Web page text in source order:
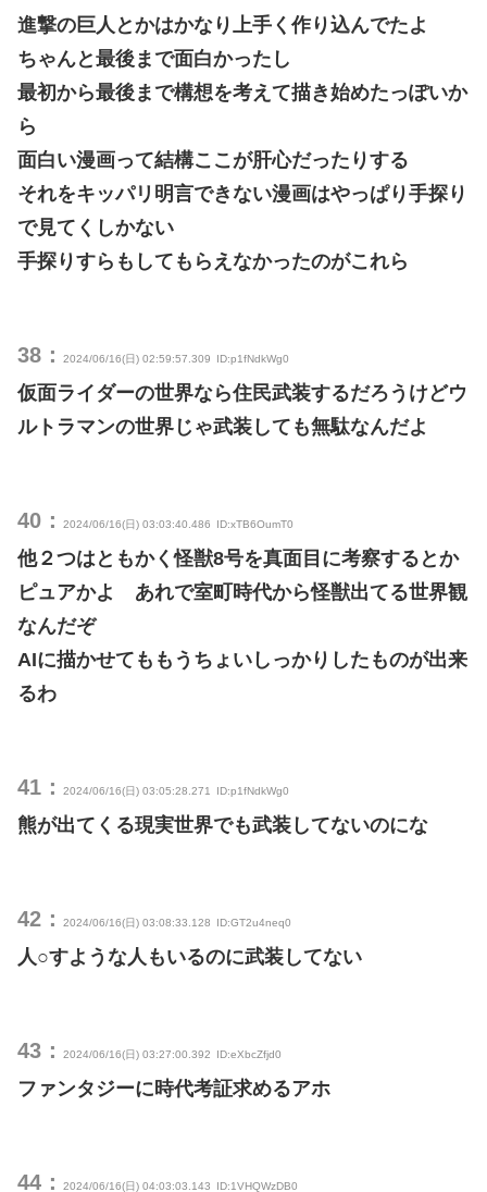
進撃の巨人とかはかなり上手く作り込んでたよ
ちゃんと最後まで面白かったし
最初から最後まで構想を考えて描き始めたっぽいか
ら
面白い漫画って結構ここが肝心だったりする
それをキッパリ明言できない漫画はやっぱり手探り
で見てくしかない
手探りすらもしてもらえなかったのがこれら
38： 2024/06/16(日) 02:59:57.309 ID:p1fNdkWg0
仮面ライダーの世界なら住民武装するだろうけどウ
ルトラマンの世界じゃ武装しても無駄なんだよ
40： 2024/06/16(日) 03:03:40.486 ID:xTB6OumT0
他２つはともかく怪獣8号を真面目に考察するとか
ピュアかよ あれで室町時代から怪獣出てる世界観
なんだぞ
AIに描かせてももうちょいしっかりしたものが出来
るわ
41： 2024/06/16(日) 03:05:28.271 ID:p1fNdkWg0
熊が出てくる現実世界でも武装してないのにな
42： 2024/06/16(日) 03:08:33.128 ID:GT2u4neq0
人○すような人もいるのに武装してない
43： 2024/06/16(日) 03:27:00.392 ID:eXbcZfjd0
ファンタジーに時代考証求めるアホ
44： 2024/06/16(日) 04:03:03.143 ID:1VHQWzDB0